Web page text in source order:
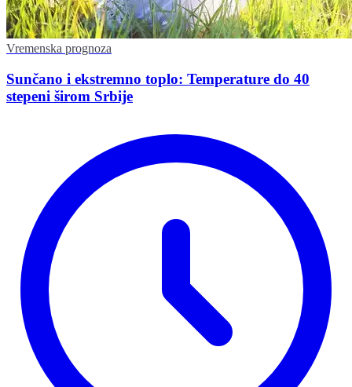
Vremenska prognoza
Sunčano i ekstremno toplo: Temperature do 40
stepeni širom Srbije